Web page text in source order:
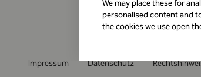
Impressum Datenschutz
We may place these for
personalised content and
the cookies we use open